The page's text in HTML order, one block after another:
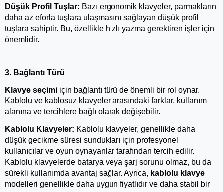
Düşük Profil Tuşlar: Bazı ergonomik klavyeler, parmakların
daha az eforla tuşlara ulaşmasını sağlayan düşük profil
tuşlara sahiptir. Bu, özellikle hızlı yazma gerektiren işler için
önemlidir.
3. Bağlantı Türü
Klavye seçimi için bağlantı türü de önemli bir rol oynar.
Kablolu ve kablosuz klavyeler arasındaki farklar, kullanım
alanına ve tercihlere bağlı olarak değişebilir.
Kablolu Klavyeler: Kablolu klavyeler, genellikle daha
düşük gecikme süresi sundukları için profesyonel
kullanıcılar ve oyun oynayanlar tarafından tercih edilir.
Kablolu klavyelerde batarya veya şarj sorunu olmaz, bu da
sürekli kullanımda avantaj sağlar. Ayrıca, kablolu klavye
modelleri genellikle daha uygun fiyatlıdır ve daha stabil bir